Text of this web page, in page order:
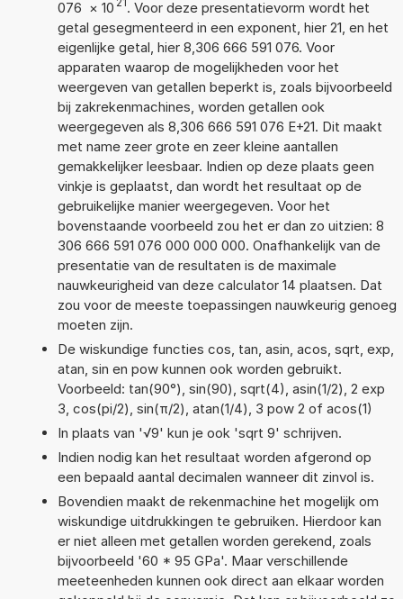
076 × 10
. Voor deze presentatievorm wordt het
getal gesegmenteerd in een exponent, hier 21, en het
eigenlijke getal, hier 8,306 666 591 076. Voor
apparaten waarop de mogelijkheden voor het
weergeven van getallen beperkt is, zoals bijvoorbeeld
bij zakrekenmachines, worden getallen ook
weergegeven als 8,306 666 591 076 E+21. Dit maakt
met name zeer grote en zeer kleine aantallen
gemakkelijker leesbaar. Indien op deze plaats geen
vinkje is geplaatst, dan wordt het resultaat op de
gebruikelijke manier weergegeven. Voor het
bovenstaande voorbeeld zou het er dan zo uitzien: 8
306 666 591 076 000 000 000. Onafhankelijk van de
presentatie van de resultaten is de maximale
nauwkeurigheid van deze calculator 14 plaatsen. Dat
zou voor de meeste toepassingen nauwkeurig genoeg
moeten zijn.
De wiskundige functies cos, tan, asin, acos, sqrt, exp,
atan, sin en pow kunnen ook worden gebruikt.
Voorbeeld: tan(90°), sin(90), sqrt(4), asin(1/2), 2 exp
3, cos(pi/2), sin(π/2), atan(1/4), 3 pow 2 of acos(1)
In plaats van '√9' kun je ook 'sqrt 9' schrijven.
Indien nodig kan het resultaat worden afgerond op
een bepaald aantal decimalen wanneer dit zinvol is.
Bovendien maakt de rekenmachine het mogelijk om
wiskundige uitdrukkingen te gebruiken. Hierdoor kan
er niet alleen met getallen worden gerekend, zoals
bijvoorbeeld '60 * 95 GPa'. Maar verschillende
meeteenheden kunnen ook direct aan elkaar worden